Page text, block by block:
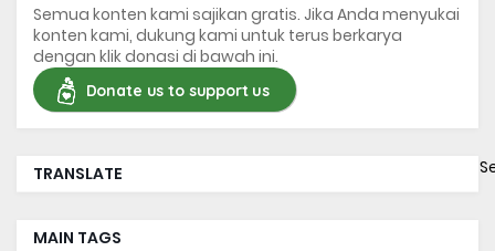
Semua konten kami sajikan gratis. Jika Anda menyukai
konten kami, dukung kami untuk terus berkarya
dengan klik donasi di bawah ini.
Donate us to support us
TRANSLATE
MAIN TAGS